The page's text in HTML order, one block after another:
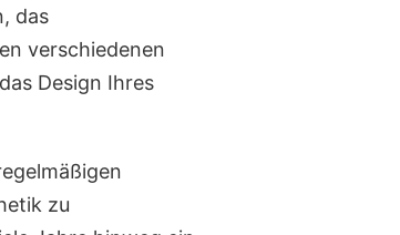
das
verschiedenen
Design Ihres
zu